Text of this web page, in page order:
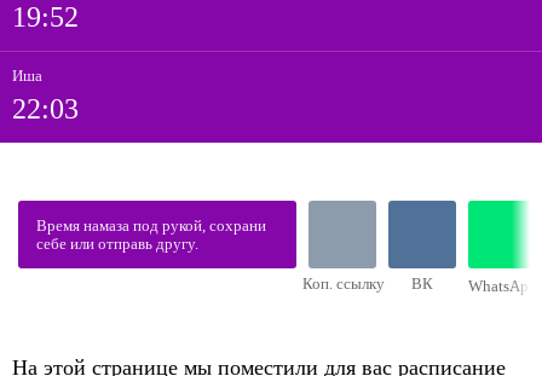
19:52
Иша
22:03
Время намаза под рукой, сохрани
себе или отправь другу.
Коп. ссылку ВК WhatsApp
На этой странице мы поместили для вас расписание